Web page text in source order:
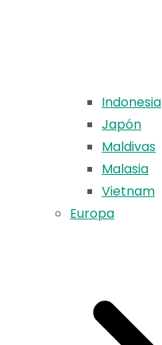
Indonesia
Japón
Maldivas
Malasia
Vietnam
Europa